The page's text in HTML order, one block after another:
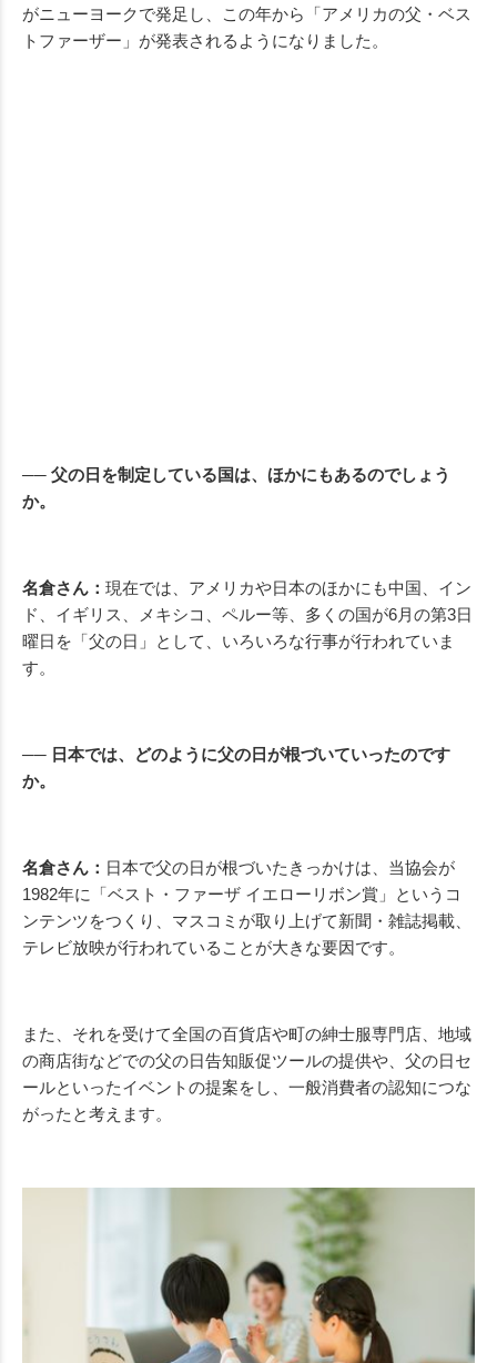
がニューヨークで発足し、この年から「アメリカの父・ベス
トファーザー」が発表されるようになりました。
── 父の日を制定している国は、ほかにもあるのでしょう
か。
名倉さん： 現在では、アメリカや日本のほかにも中国、イン
ド、イギリス、メキシコ、ペルー等、多くの国が6月の第3日
曜日を「父の日」として、いろいろな行事が行われていま
す。
── 日本では、どのように父の日が根づいていったのです
か。
名倉さん： 日本で父の日が根づいたきっかけは、当協会が
1982年に「ベスト・ファーザ イエローリボン賞」というコ
ンテンツをつくり、マスコミが取り上げて新聞・雑誌掲載、
テレビ放映が行われていることが大きな要因です。
また、それを受けて全国の百貨店や町の紳士服専門店、地域
の商店街などでの父の日告知販促ツールの提供や、父の日セ
ールといったイベントの提案をし、一般消費者の認知につな
がったと考えます。